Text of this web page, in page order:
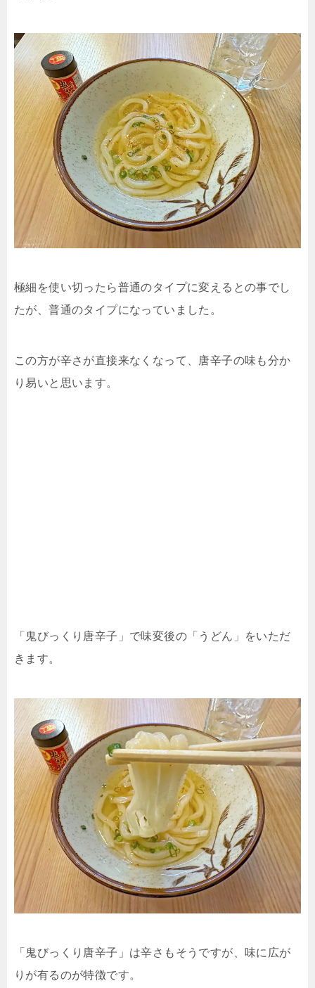
極細を使い切ったら普通のタイプに変えるとの事でし
たが、普通のタイプになっていました。
この方が辛さが直接来なくなって、唐辛子の味も分か
り易いと思います。
「鬼びっくり唐辛子」で味変後の「うどん」をいただ
きます。
「鬼びっくり唐辛子」は辛さもそうですが、味に広が
りが有るのが特徴です。